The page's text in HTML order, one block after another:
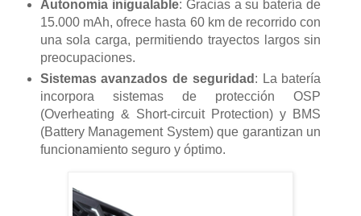
Autonomía inigualable: Gracias a su batería de
15.000 mAh, ofrece hasta 60 km de recorrido con
una sola carga, permitiendo trayectos largos sin
preocupaciones.
Sistemas avanzados de seguridad : La batería
incorpora sistemas de protección OSP
(Overheating & Short-circuit Protection) y BMS
(Battery Management System) que garantizan un
funcionamiento seguro y óptimo.